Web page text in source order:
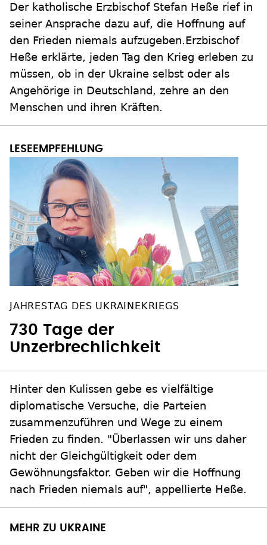
Der katholische Erzbischof Stefan Heße rief in
seiner Ansprache dazu auf, die Hoffnung auf
den Frieden niemals aufzugeben.Erzbischof
Heße erklärte, jeden Tag den Krieg erleben zu
müssen, ob in der Ukraine selbst oder als
Angehörige in Deutschland, zehre an den
Menschen und ihren Kräften.
JAHRESTAG DES UKRAINEKRIEGS
730 Tage der
Unzerbrechlichkeit
Hinter den Kulissen gebe es vielfältige
diplomatische Versuche, die Parteien
zusammenzuführen und Wege zu einem
Frieden zu finden. "Überlassen wir uns daher
nicht der Gleichgültigkeit oder dem
Gewöhnungsfaktor. Geben wir die Hoffnung
nach Frieden niemals auf", appellierte Heße.
MEHR ZU UKRAINE